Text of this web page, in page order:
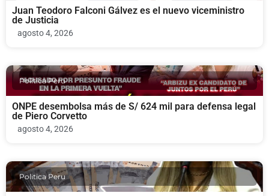
Juan Teodoro Falconi Gálvez es el nuevo viceministro
de Justicia
agosto 4, 2026
Politica Peru
ONPE desembolsa más de S/ 624 mil para defensa legal
de Piero Corvetto
agosto 4, 2026
Politica Peru